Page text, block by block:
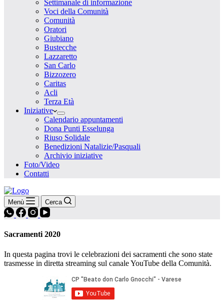
Settimanale di informazione
Voci della Comunità
Comunità
Oratori
Giubiano
Bustecche
Lazzaretto
San Carlo
Bizzozero
Caritas
Acli
Terza Età
Iniziative
Calendario appuntamenti
Dona Punti Esselunga
Riuso Solidale
Benedizioni Natalizie/Pasquali
Archivio iniziative
Foto/Video
Contatti
Menù Cerca
Sacramenti 2020
In questa pagina trovi le celebrazioni dei sacramenti che sono state
trasmesse in diretta streaming sul canale YouTube della Comunità.